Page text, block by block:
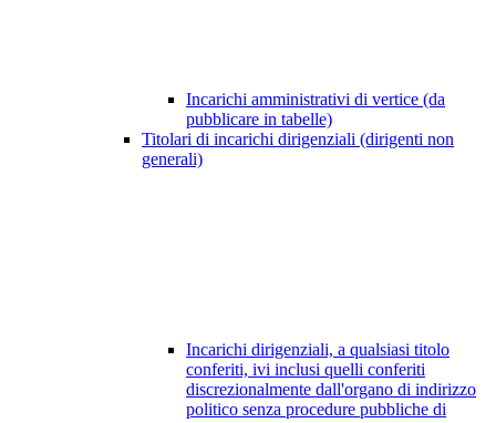
Incarichi amministrativi di vertice (da
pubblicare in tabelle)
Titolari di incarichi dirigenziali (dirigenti non
generali)
Incarichi dirigenziali, a qualsiasi titolo
conferiti, ivi inclusi quelli conferiti
discrezionalmente dall'organo di indirizzo
politico senza procedure pubbliche di